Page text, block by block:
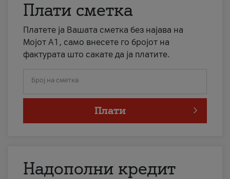
Плати сметка
Платете ја Вашата сметка без најава на
Мојот А1, само внесете го бројот на
фактурата што сакате да ја платите.
Број на сметка
Плати
Надополни кредит